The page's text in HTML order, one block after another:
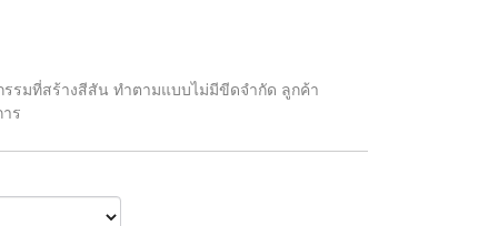
รรมที่สร้างสีสัน ทำตามแบบไม่มีขีดจำกัด ลูกค้า
ร